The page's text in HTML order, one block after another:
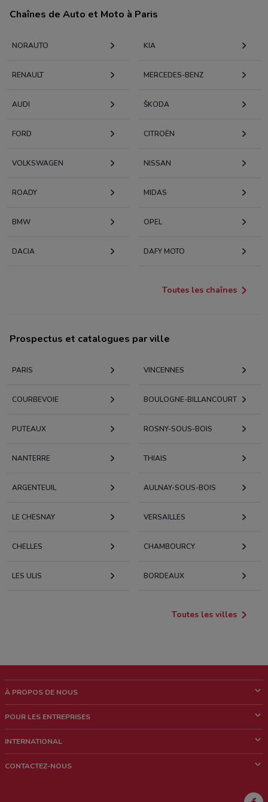
Chaînes de Auto et Moto à Paris
NORAUTO KIA
RENAULT MERCEDES-BENZ
AUDI KODA
FORD CITROËN
VOLKSWAGEN NISSAN
ROADY MIDAS
BMW OPEL
DACIA DAFY MOTO
Toutes les chaînes
Prospectus et catalogues par ville
PARIS VINCENNES
COURBEVOIE BOULOGNE-BILLANCOURT
PUTEAUX ROSNY-SOUS-BOIS
NANTERRE THIAIS
ARGENTEUIL AULNAY-SOUS-BOIS
LE CHESNAY VERSAILLES
CHELLES CHAMBOURCY
LES ULIS BORDEAUX
Toutes les villes
À PROPOS DE NOUS
News & Médias
POUR LES ENTREPRISES
Contacts commerciaux et/ou marketing
INTERNATIONAL
CONTACTEZ-NOUS